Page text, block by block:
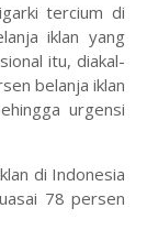
tercium di
iklan yang
itu, diakal-
belanja iklan
urgensi
di Indonesia
78 persen